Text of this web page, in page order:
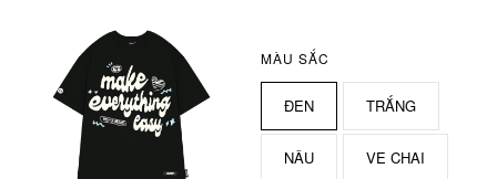
MÀU SẮC
ĐEN TRẮNG
NÂU VE CHAI